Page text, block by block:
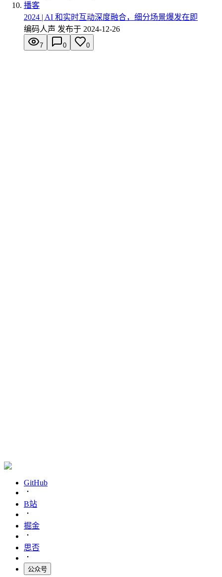
播客
2024 | AI 和实时互动深度融合，细分场景爆发在即
编码人声 发布于 2024-12-26
7 0 0
GitHub
B站
掘金
思否
公众号